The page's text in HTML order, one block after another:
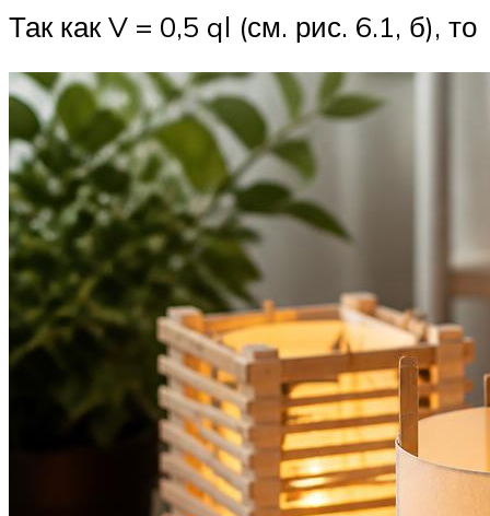
Так как V = 0,5 ql (см. рис. 6.1, б), то